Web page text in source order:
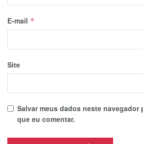
E-mail *
Site
Salvar meus dados neste navegador
que eu comentar.